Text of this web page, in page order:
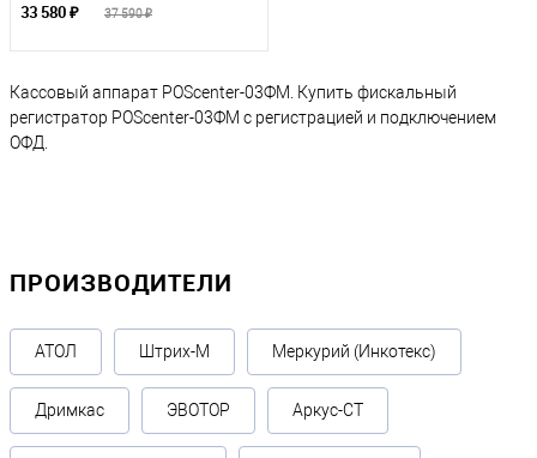
33 580 ₽ 37 590 ₽
Кассовый аппарат POScenter-03ФM. Купить фискальный
регистратор POScenter-03ФM с регистрацией и подключением
ОФД.
ПРОИЗВОДИТЕЛИ
АТОЛ Штрих-М Меркурий (Инкотекс)
Дримкас ЭВОТОР Аркус-СТ